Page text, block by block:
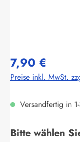
7,90 €
Preise inkl. MwSt.
Versandfertig in
Bitte wählen